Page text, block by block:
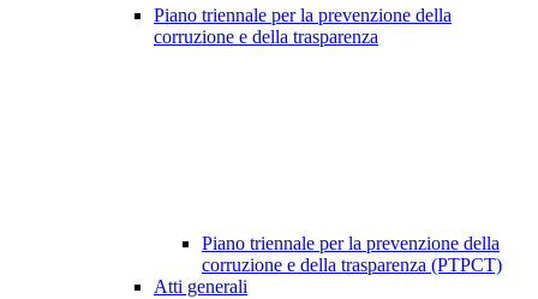
Piano triennale per la prevenzione della
corruzione e della trasparenza
Piano triennale per la prevenzione della
corruzione e della trasparenza (PTPCT)
Atti generali